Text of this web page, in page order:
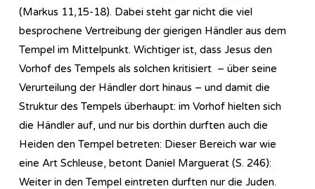
(Markus 11,15-18). Dabei steht gar nicht die viel
besprochene Vertreibung der gierigen Händler aus dem
Tempel im Mittelpunkt. Wichtiger ist, dass Jesus den
Vorhof des Tempels als solchen kritisiert – über seine
Verurteilung der Händler dort hinaus – und damit die
Struktur des Tempels überhaupt: im Vorhof hielten sich
die Händler auf, und nur bis dorthin durften auch die
Heiden den Tempel betreten: Dieser Bereich war wie
eine Art Schleuse, betont Daniel Marguerat (S. 246):
Weiter in den Tempel eintreten durften nur die Juden.